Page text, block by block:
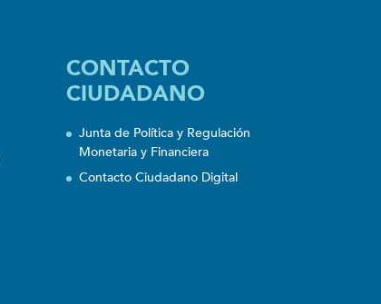
CONTACTO
CIUDADANO
Junta de Política y Regulación
Monetaria y Financiera
Contacto Ciudadano Digital